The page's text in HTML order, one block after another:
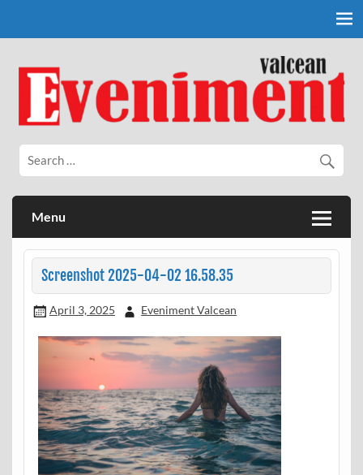
Eveniment Valcean
Menu
Screenshot 2025-04-02 16.58.35
April 3, 2025 Eveniment Valcean